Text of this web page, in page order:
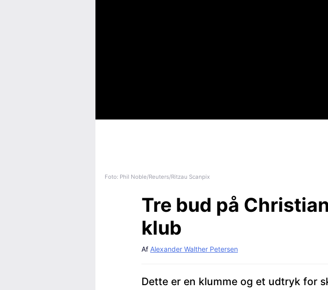
Foto: Phil Noble/Reuters/Ritzau Scanpix
Tre bud på
klub
Af Alexander Walther Petersen
Dette er en klumme og et udtryk for